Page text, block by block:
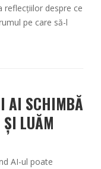
reflecțiilor despre ce
pe care să-l
AI SCHIMBĂ
ȘI LUĂM
AI-ul poate